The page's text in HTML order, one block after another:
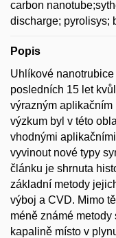
carbon
discharge; pyrolisys;
Popis
Uhlíkové
posledních 15 let
výrazným
výzkum byl v této
vhodnými
vyvinout nové typy
článku je shrnuta
základní metody
výboj a CVD. Mimo
méně známé
kapalině místo v